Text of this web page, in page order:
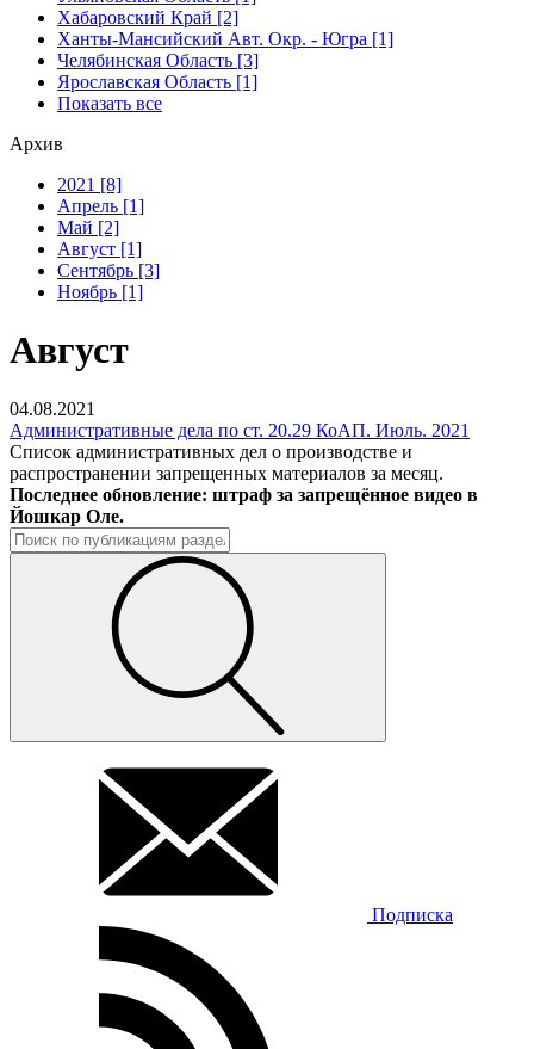
Хабаровский Край [2]
Ханты-Мансийский Авт. Окр. - Югра [1]
Челябинская Область [3]
Ярославская Область [1]
Показать все
Архив
2021 [8]
Апрель [1]
Май [2]
Август [1]
Сентябрь [3]
Ноябрь [1]
Август
04.08.2021
Административные дела по ст. 20.29 КоАП. Июль. 2021
Список административных дел о производстве и
распространении запрещенных материалов за месяц.
Последнее обновление: штраф за запрещённое видео в
Йошкар Оле.
Подписка